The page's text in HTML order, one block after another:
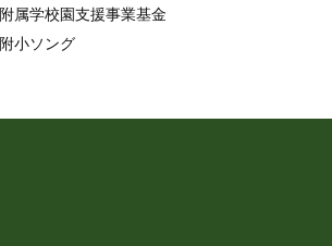
附属学校園支援事業基金
附小ソング